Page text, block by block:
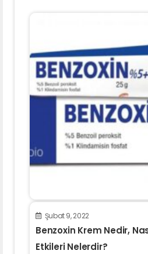
Şubat 9, 2022
Benzoxin Krem Nedir,
Etkileri Nelerdir?